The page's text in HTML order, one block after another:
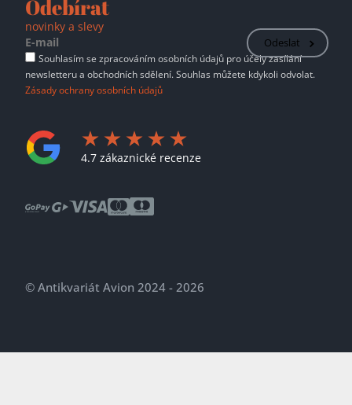
Odebírat
novinky a slevy
Odeslat
Souhlasím se zpracováním osobních údajů pro účely zasílání
newsletteru a obchodních sdělení. Souhlas můžete kdykoli odvolat.
Zásady ochrany osobních údajů
4.7 zákaznické recenze
© Antikvariát Avion 2024 - 2026